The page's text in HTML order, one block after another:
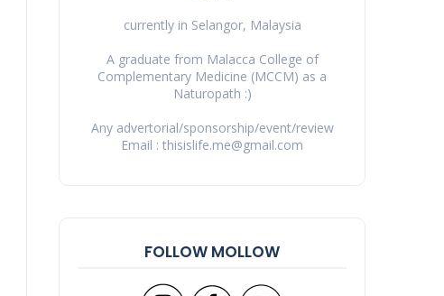
currently in Selangor, Malaysia
A graduate from Malacca College of
Complementary Medicine (MCCM) as a
Naturopath :)
Any advertorial/sponsorship/event/review
Email : thisislife.me@gmail.com
FOLLOW MOLLOW